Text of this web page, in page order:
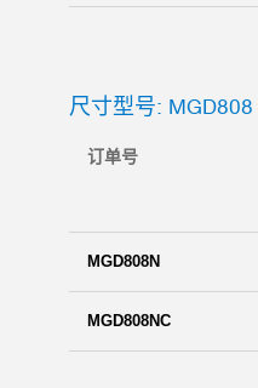
尺寸型号: MGD808
订单号
MGD808N
MGD808NC